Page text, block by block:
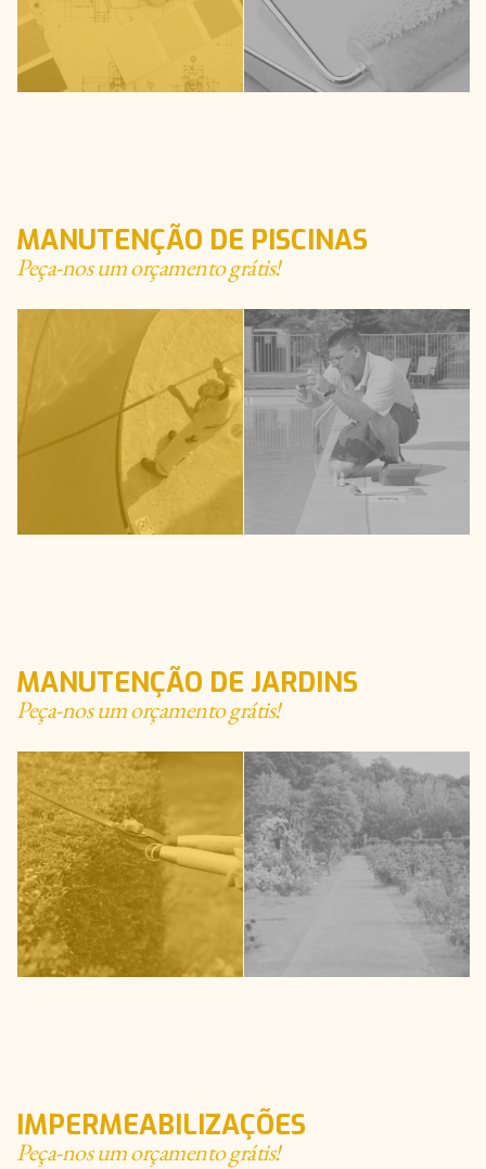
MANUTENÇÃO DE PISCINAS
Peça-nos um orçamento grátis!
MANUTENÇÃO DE JARDINS
Peça-nos um orçamento grátis!
IMPERMEABILIZAÇÕES
Peça-nos um orçamento grátis!